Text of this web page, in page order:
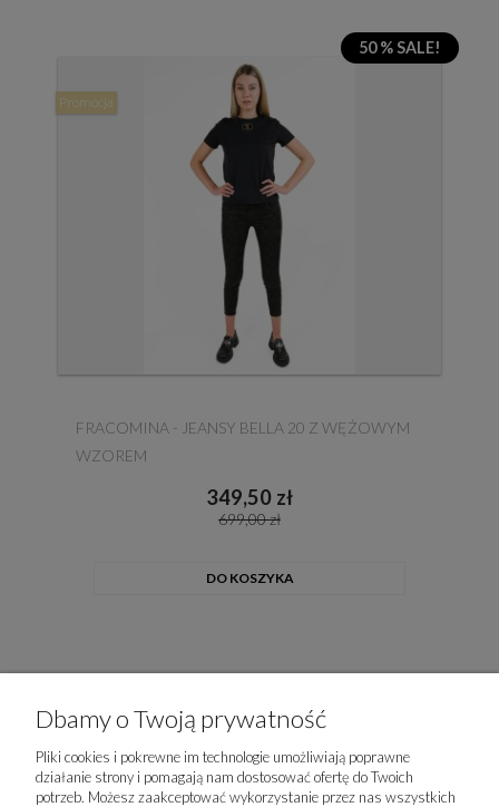
50 % SALE!
FRACOMINA - JEANSY BELLA 20 Z WĘŻOWYM
WZOREM
349,50 zł
699,00 zł
DO KOSZYKA
Promocja
Promocja
Dbamy o Twoją prywatność
Pliki cookies i pokrewne im technologie umożliwiają poprawne
działanie strony i pomagają nam dostosować ofertę do Twoich
potrzeb. Możesz zaakceptować wykorzystanie przez nas wszystkich